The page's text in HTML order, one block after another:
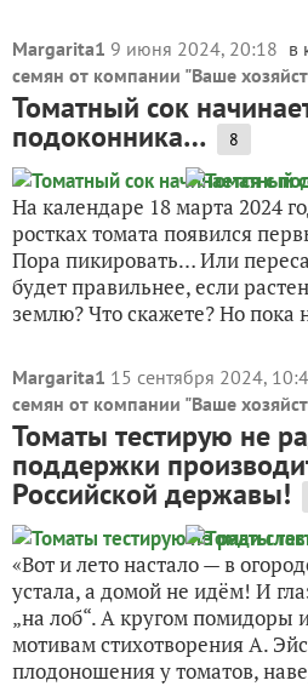
Margarita1 9 июня 2024, 20:18 в
семян от компании "Ваше
Томатный сок
подоконника… 8
На календаре 18 марта 2024
ростках томата появился
Пора пикировать… Или
будет правильнее, если
землю? Что скажете? Но пока
Margarita1 15 сентября 2024,
семян от компании "Ваше
Томаты тестирую не
поддержки
Российской державы!
«Вот и лето настало — в
устала, а домой не идём! И
„на лоб“. А кругом помидоры
мотивам стихотворения А.
плодоношения у томатов,